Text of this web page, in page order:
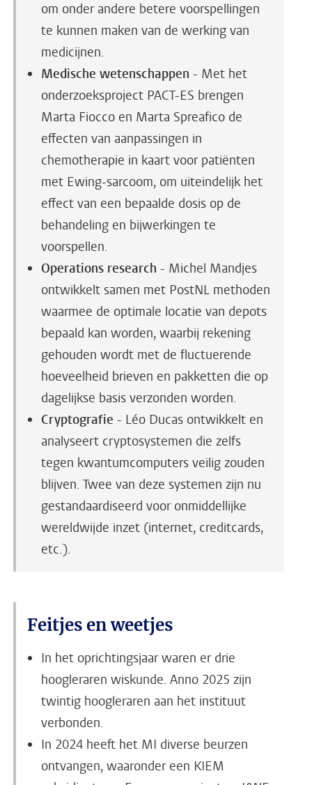
om onder andere betere voorspellingen
te kunnen maken van de werking van
medicijnen.
Medische wetenschappen - Met het
onderzoeksproject PACT-ES brengen
Marta Fiocco en Marta Spreafico de
effecten van aanpassingen in
chemotherapie in kaart voor patiënten
met Ewing-sarcoom, om uiteindelijk het
effect van een bepaalde dosis op de
behandeling en bijwerkingen te
voorspellen.
Operations research - Michel Mandjes
ontwikkelt samen met PostNL methoden
waarmee de optimale locatie van depots
bepaald kan worden, waarbij rekening
gehouden wordt met de fluctuerende
hoeveelheid brieven en pakketten die op
dagelijkse basis verzonden worden.
Cryptografie - Léo Ducas ontwikkelt en
analyseert cryptosystemen die zelfs
tegen kwantumcomputers veilig zouden
blijven. Twee van deze systemen zijn nu
gestandaardiseerd voor onmiddellijke
wereldwijde inzet (internet, creditcards,
etc.).
Feitjes en weetjes
In het oprichtingsjaar waren er drie
hoogleraren wiskunde. Anno 2025 zijn
twintig hoogleraren aan het instituut
verbonden.
In 2024 heeft het MI diverse beurzen
ontvangen, waaronder een KIEM